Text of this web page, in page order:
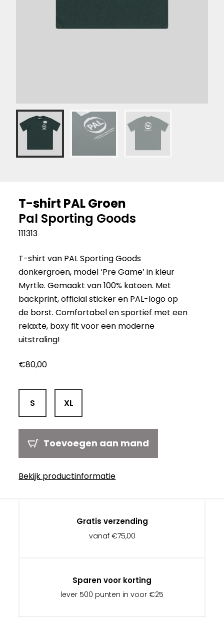
T-shirt PAL Groen
Pal Sporting Goods
111313
T-shirt van PAL Sporting Goods
donkergroen, model ‘Pre Game’ in kleur
Myrtle. Gemaakt van 100% katoen. Met
backprint, official sticker en PAL-logo op
de borst. Comfortabel en sportief met een
relaxte, boxy fit voor een moderne
uitstraling!
€80,00
S XL
Toevoegen aan mand
Bekijk productinformatie
Gratis verzending
vanaf €75,00
Sparen voor korting
lever 500 punten in voor €25